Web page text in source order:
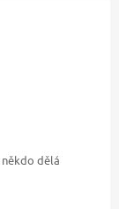
někdo dělá